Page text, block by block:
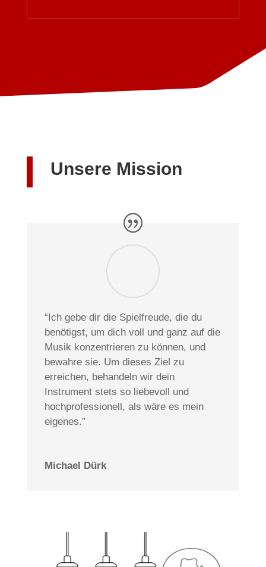
Unsere Mission
“Ich gebe dir die Spielfreude, die du
benötigst, um dich voll und ganz auf die
Musik konzentrieren zu können, und
bewahre sie. Um dieses Ziel zu
erreichen, behandeln wir dein
Instrument stets so liebevoll und
hochprofessionell, als wäre es mein
eigenes.”
Michael Dürk